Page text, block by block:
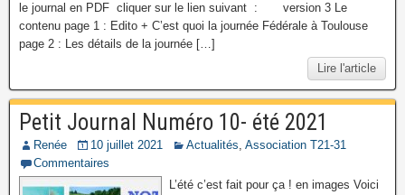
le journal en PDF cliquer sur le lien suivant : version 3 Le
contenu page 1 : Edito + C’est quoi la journée Fédérale à Toulouse
page 2 : Les détails de la journée […]
Lire l'article
Petit Journal Numéro 10- été 2021
Renée 10 juillet 2021 Actualités, Association T21-31
Commentaires
L’été c’est fait pour ça ! en images Voici